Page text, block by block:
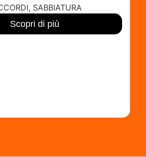
, SABBIATURA
Scopri di più